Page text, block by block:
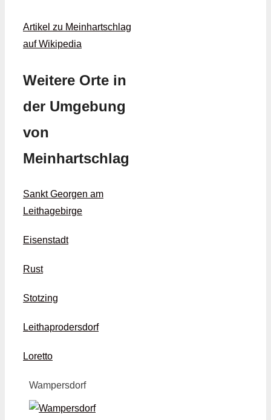
Artikel zu Meinhartschlag
auf Wikipedia
Weitere Orte in
der Umgebung
von
Meinhartschlag
Sankt Georgen am
Leithagebirge
Eisenstadt
Rust
Stotzing
Leithaprodersdorf
Loretto
Wampersdorf